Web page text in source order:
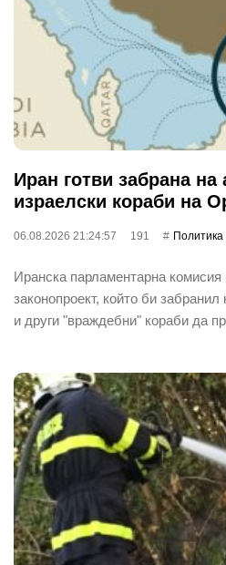
Иран готви забрана на
израелски кораби на
06.08.2026 21:24:57 191 Политика
Иранска парламентарна
законопроект, който би
и други "враждебни" кораби да